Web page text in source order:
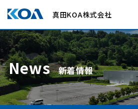
真田KOA株式会社
News 新着情報